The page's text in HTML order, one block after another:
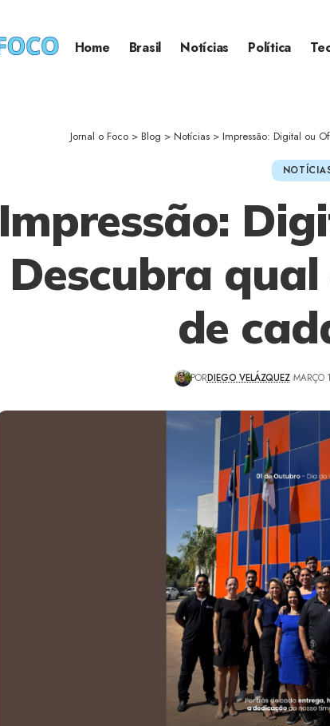
Home Brasil Notícias Política
Jornal o Foco > Blog > Notícias > Impressão: Digital ou
Impressão:
Descubra
de
PORDIEGO VELÁZQUEZ MARÇO